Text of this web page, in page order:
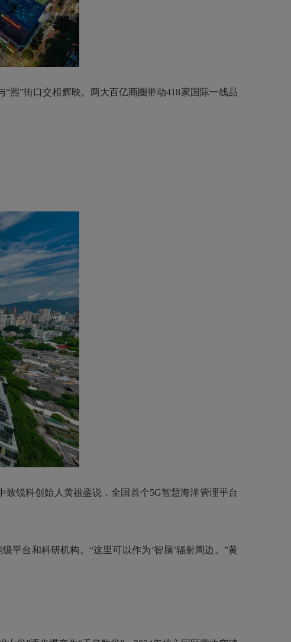
”街口交相辉映。两大百亿商圈带动418家国际一线品
锐科创始人黄祖銮说，全国首个5G智慧海洋管理平台
平台和科研机构。“这里可以作为‘智脑’辐射周边。”黄